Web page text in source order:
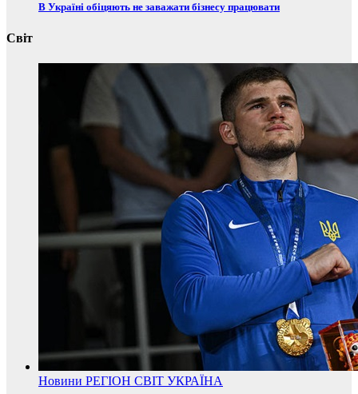
В Україні обіцяють не заважати бізнесу працювати
Світ
Новини РЕГІОН СВІТ УКРАЇНА